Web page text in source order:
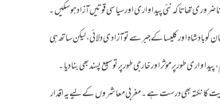
ضروری تھا تاکہ نئی پیداواری اور سیاسی قوتیں آزاد ہو سکیں۔
بادشاہ اور کلیسا کے جبر سے تو آزادی دلائی، لیکن ساتھ ہی
طور پر مؤثر اور خارجی طور پر توسیع پسند بھی بنا دیا۔
کا نکتہ بھی درست ہے۔ مغربی معاشروں کے لیے یہ اقدار